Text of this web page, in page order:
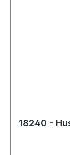
18240 -